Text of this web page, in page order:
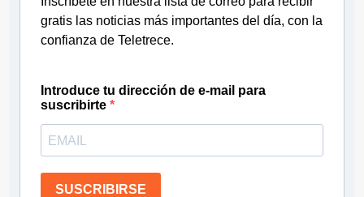
gratis las noticias más importantes del día, con la
confianza de Teletrece.
Introduce tu dirección de e-mail para
suscribirte
SUSCRIBIRSE